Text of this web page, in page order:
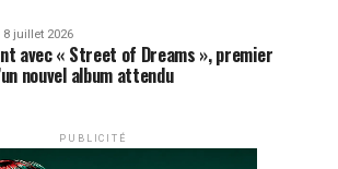
8 juillet 2026
avec « Street of Dreams », premier
nouvel album attendu
PUBLICITÉ